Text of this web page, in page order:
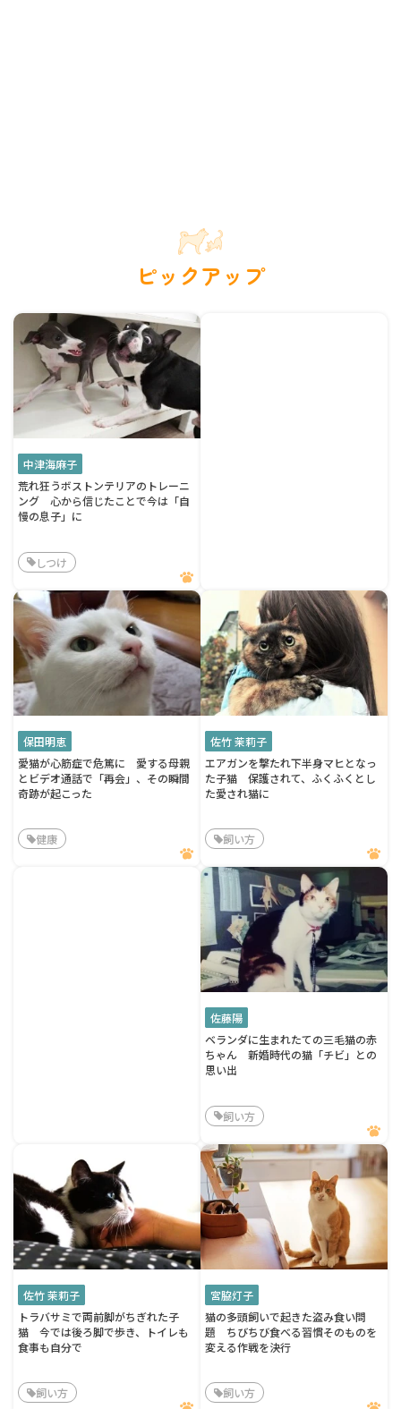
ピックアップ
中津海麻子
荒れ狂うボストンテリアのトレーニ
ング 心から信じたことで今は「自
慢の息子」に
しつけ
保田明恵
愛猫が心筋症で危篤に 愛する母親
とビデオ通話で「再会」、その瞬間
奇跡が起こった
健康
佐竹 茉莉子
エアガンを撃たれ下半身マヒとなっ
た子猫 保護されて、ふくふくとし
た愛され猫に
飼い方
佐藤陽
ベランダに生まれたての三毛猫の赤
ちゃん 新婚時代の猫「チビ」との
思い出
飼い方
佐竹 茉莉子
トラバサミで両前脚がちぎれた子
猫 今では後ろ脚で歩き、トイレも
食事も自分で
飼い方
宮脇灯子
猫の多頭飼いで起きた盗み食い問
題 ちびちび食べる習慣そのものを
変える作戦を決行
飼い方